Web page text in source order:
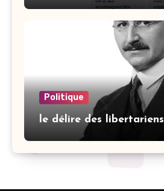
Politique
le délire des libertariens